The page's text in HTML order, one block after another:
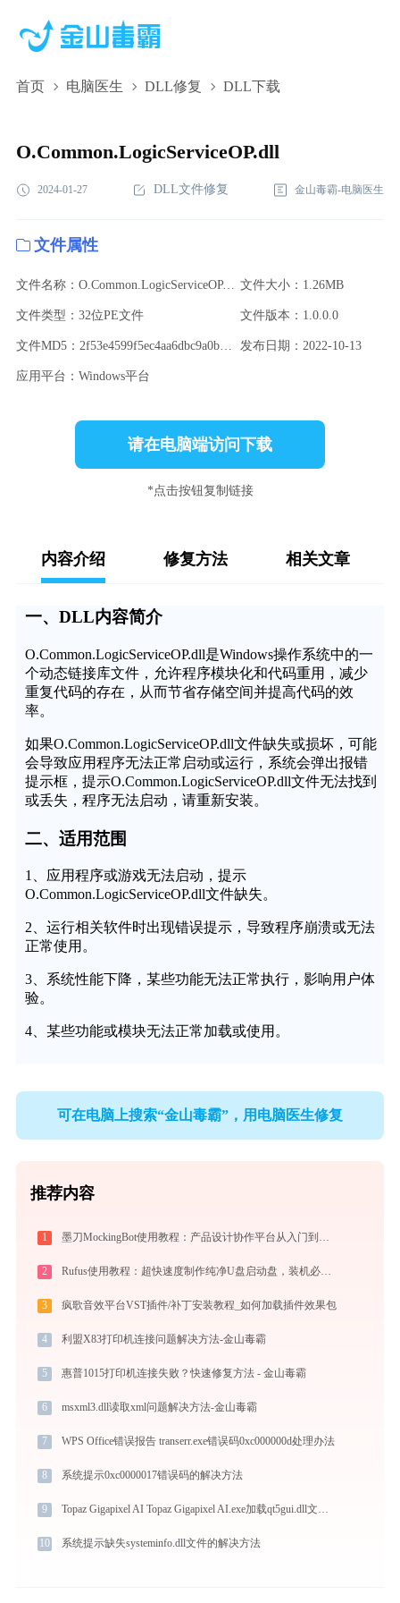
首页 电脑医生 DLL修复 DLL下载
O.Common.LogicServiceOP.dll,O.Common.LogicServiceOP.dll下
O.Common.LogicServiceOP.dll
2024-01-27 DLL文件修复 金山毒霸-电脑医生
文件属性
文件名称：O.Common.LogicServiceOP.dll 文件大小：1.26MB
文件类型：32位PE文件 文件版本：1.0.0.0
文件MD5：2f53e4599f5ec4aa6dbc9a0b0978de1a 发布日期：2022-10-13
应用平台：Windows平台
请在电脑端访问下载
*点击按钮复制链接
内容介绍 修复方法 相关文章
一、DLL内容简介
O.Common.LogicServiceOP.dll是Windows操作系统中的一
个动态链接库文件，允许程序模块化和代码重用，减少
重复代码的存在，从而节省存储空间并提高代码的效
率。
如果O.Common.LogicServiceOP.dll文件缺失或损坏，可能
会导致应用程序无法正常启动或运行，系统会弹出报错
提示框，提示O.Common.LogicServiceOP.dll文件无法找到
或丢失，程序无法启动，请重新安装。
二、适用范围
1、应用程序或游戏无法启动，提示
O.Common.LogicServiceOP.dll文件缺失。
2、运行相关软件时出现错误提示，导致程序崩溃或无法
正常使用。
3、系统性能下降，某些功能无法正常执行，影响用户体
验。
4、某些功能或模块无法正常加载或使用。
可在电脑上搜索“金山毒霸”，用电脑医生修复
推荐内容
1 墨刀MockingBot使用教程：产品设计协作平台从入门到精通
2 Rufus使用教程：超快速度制作纯净U盘启动盘，装机必备免费工具
3 疯歌音效平台VST插件/补丁安装教程_如何加载插件效果包
4 利盟X83打印机连接问题解决方法-金山毒霸
5 惠普1015打印机连接失败？快速修复方法 - 金山毒霸
6 msxml3.dll读取xml问题解决方法-金山毒霸
7 WPS Office错误报告 transerr.exe错误码0xc000000d处理办法
8 系统提示0xc0000017错误码的解决方法
9 Topaz Gigapixel AI Topaz Gigapixel AI.exe加载qt5gui.dll文件丢失处理办法
10 系统提示缺失systeminfo.dll文件的解决方法